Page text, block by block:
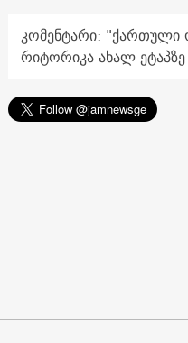
კომენტარი: "ქართული
რიტორიკა ახალ